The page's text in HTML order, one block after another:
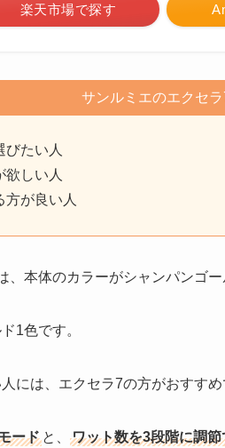
楽天市場で探す
サンルミエのエクセ
びたい人
欲しい人
方が良い人
、本体のカラーがシャンパンゴ
1色です。
には、エクセラ7の方がおすすめ
ード と、 ワット数を3段階に調